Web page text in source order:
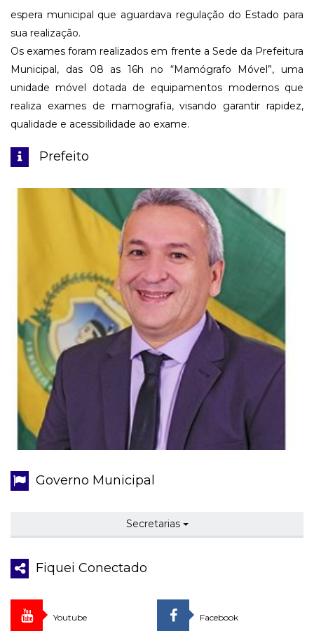
espera municipal que aguardava regulação do Estado para
sua realização.
Os exames foram realizados em frente a Sede da Prefeitura
Municipal, das 08 as 16h no “Mamógrafo Móvel”, uma
unidade móvel dotada de equipamentos modernos que
realiza exames de mamografia, visando garantir rapidez,
qualidade e acessibilidade ao exame.
Prefeito
Governo Municipal
Secretarias
Fiquei Conectado
Youtube Facebook